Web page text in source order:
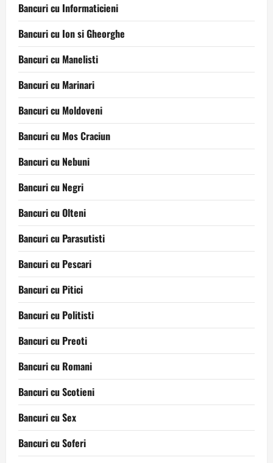
Bancuri cu Informaticieni
Bancuri cu Ion si Gheorghe
Bancuri cu Manelisti
Bancuri cu Marinari
Bancuri cu Moldoveni
Bancuri cu Mos Craciun
Bancuri cu Nebuni
Bancuri cu Negri
Bancuri cu Olteni
Bancuri cu Parasutisti
Bancuri cu Pescari
Bancuri cu Pitici
Bancuri cu Politisti
Bancuri cu Preoti
Bancuri cu Romani
Bancuri cu Scotieni
Bancuri cu Sex
Bancuri cu Soferi